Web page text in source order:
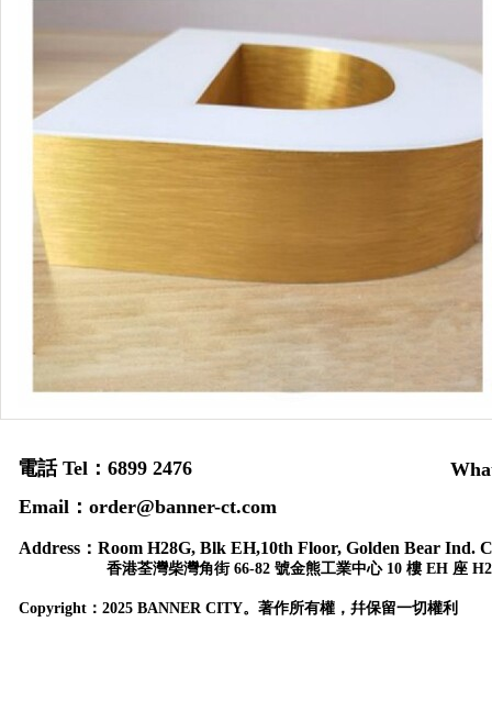
電話 Tel：6899 2476
Email：order@banner-ct.com
Address： Room H28G, Blk EH,10th Floor, Golden Bear Ind.
香港荃灣柴灣角街 66-82 號金熊工業中心 10 樓 EH 座
Copyright： 2025 BANNER CITY。著作所有權，幷保留一切權利